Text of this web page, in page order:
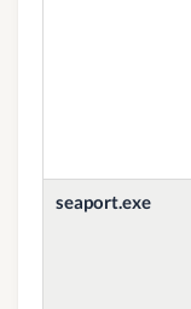
seaport.exe